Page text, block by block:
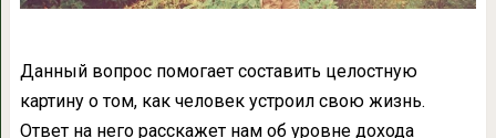
Данный вопрос помогает составить целостную
картину о том, как человек устроил свою жизнь.
Ответ на него расскажет нам об уровне дохода